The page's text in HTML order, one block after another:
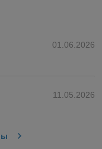
01.06.2026
11.05.2026